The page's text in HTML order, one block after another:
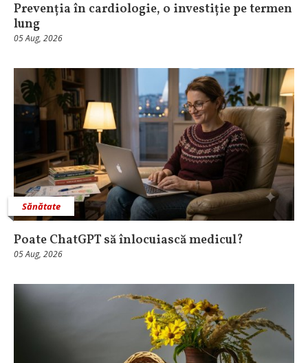
Prevenția în cardiologie, o investiție pe termen
lung
05 Aug, 2026
Sănătate
Poate ChatGPT să înlocuiască medicul?
05 Aug, 2026